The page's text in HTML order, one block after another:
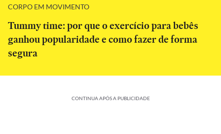
CORPO EM MOVIMENTO
Tummy time: por que o exercício para bebês
ganhou popularidade e como fazer de forma
segura
CONTINUA APÓS A PUBLICIDADE